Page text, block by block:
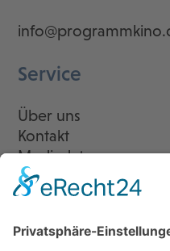
Service
Über uns
Kontakt
Mediadaten
Newsletter
LogIn
Legal